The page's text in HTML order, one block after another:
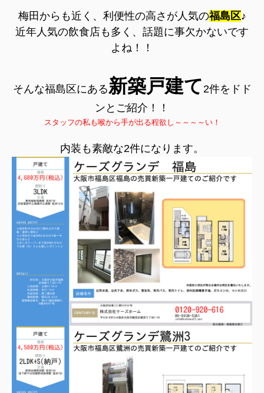
梅田からも近く、利便性の高さが人気の福島区♪
近年人気の飲食店も多く、話題に事欠かないです
よね！！
そんな福島区にある 新築戸建て 2件をドド
ンとご紹介！！
スタッフの私も喉から手が出る程欲し～～～～い！
内装も素敵な2件になります。